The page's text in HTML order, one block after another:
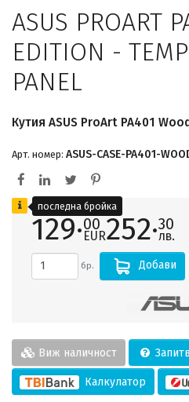
ASUS PROART
EDITION -
PANEL
Кутия ASUS ProArt PA401
Арт. номер: ASUS-CASE-PA401-
129·00
EUR252·30
лв.
бр. Добави
Виж наличност
Калкулатор
последна бройка